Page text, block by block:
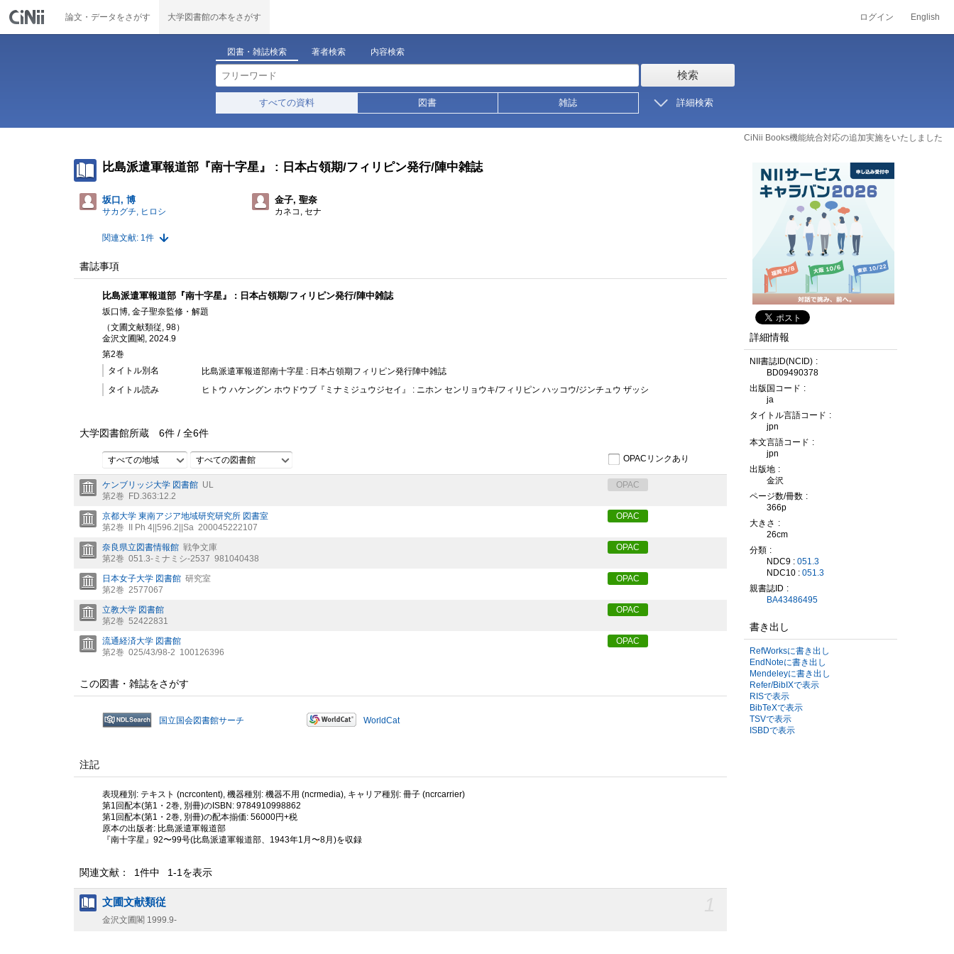
論文・データをさがす 大学図書館の本をさがす ログイン English
図書・雑誌検索 著者検索 内容検索
検索
すべての資料 図書 雑誌 詳細検索
CiNii Books機能統合対応の追加実施をいたしました
比島派遣軍報道部『南十字星』 : 日本占領期/フィリピン発行/陣中雑誌
坂口, 博
サカグチ, ヒロシ
金子, 聖奈
カネコ, セナ
関連文献: 1件
書誌事項
比島派遣軍報道部『南十字星』 : 日本占領期/フィリピン発行/陣中雑誌
坂口博, 金子聖奈監修・解題
（文圃文献類従, 98）
金沢文圃閣, 2024.9
第2巻
タイトル別名
比島派遣軍報道部南十字星 : 日本占領期フィリピン発行陣中雑誌
タイトル読み
ヒトウ ハケングン ホウドウブ『ミナミジュウジセイ』 : ニホン センリョウキ/フィリピン ハッコウ/ジンチュウ ザッシ
大学図書館所蔵 6件 / 全6件
すべての地域 すべての図書館 OPACリンクあり
ケンブリッジ大学 図書館 UL
第2巻
FD.363:12.2
OPAC
京都大学 東南アジア地域研究研究所 図書室
第2巻
II Ph 4||596.2||Sa 200045222107
OPAC
奈良県立図書情報館 戦争文庫
第2巻 051.3-ミナミシ-2537 981040438
OPAC
日本女子大学 図書館 研究室
第2巻 2577067
OPAC
立教大学 図書館
第2巻 52422831
OPAC
流通経済大学 図書館
第2巻 025/43/98-2 100126396
OPAC
この図書・雑誌をさがす
国立国会図書館サーチ WorldCat
注記
表現種別: テキスト (ncrcontent), 機器種別: 機器不用 (ncrmedia), キャリア種別: 冊子 (ncrcarrier)
第1回配本(第1・2巻, 別冊)のISBN: 9784910998862
第1回配本(第1・2巻, 別冊)の配本揃価: 56000円+税
原本の出版者: 比島派遣軍報道部
『南十字星』92〜99号(比島派遣軍報道部、1943年1月〜8月)を収録
関連文献： 1件中 1-1を表示
文圃文献類従
金沢文圃閣 1999.9-
詳細情報
NII書誌ID(NCID)
BD09490378
出版国コード
ja
タイトル言語コード
jpn
本文言語コード
jpn
出版地
金沢
ページ数/冊数
366p
大きさ
26cm
分類
NDC9 : 051.3
NDC10 : 051.3
親書誌ID
BA43486495
書き出し
RefWorksに書き出し
EndNoteに書き出し
Mendeleyに書き出し
Refer/BibIXで表示
RISで表示
BibTeXで表示
TSVで表示
ISBDで表示